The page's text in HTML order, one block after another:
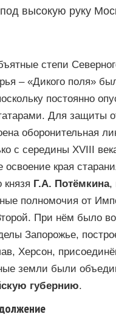
высокую руку
степи
– «Дикого поля»
постоянно
Для защиты
оборонительная
с середины XVIII
освоение края
князя Г.А. Потёмкина,
полномочия от
При нём было
Запорожье,
Херсон,
земли были
губернию.